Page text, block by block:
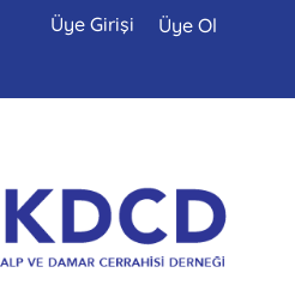
Üye Girişi Üye Ol